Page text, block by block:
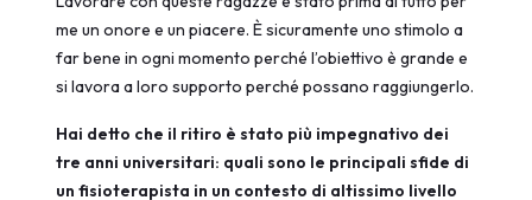
me un onore e un piacere. È sicuramente uno stimolo a
far bene in ogni momento perché l’obiettivo è grande e
si lavora a loro supporto perché possano raggiungerlo.
Hai detto che il ritiro è stato più impegnativo dei
tre anni universitari: quali sono le principali sfide di
un fisioterapista in un contesto di altissimo livello